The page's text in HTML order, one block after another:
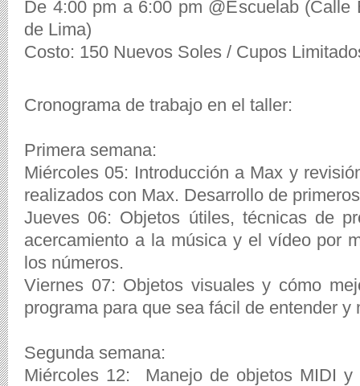
De 4:00 pm a 6:00 pm @Escuelab (Calle
de Lima)
Costo: 150 Nuevos Soles / Cupos
Cronograma de trabajo en el taller:
Primera semana:
Miércoles 05: Introducción a Max y
realizados con Max. Desarrollo de
Jueves 06: Objetos útiles, técnicas de
acercamiento a la música y el vídeo por
los números.
Viernes 07: Objetos visuales y cómo
programa para que sea fácil de entender y
Segunda semana:
Miércoles 12: Manejo de objetos MIDI